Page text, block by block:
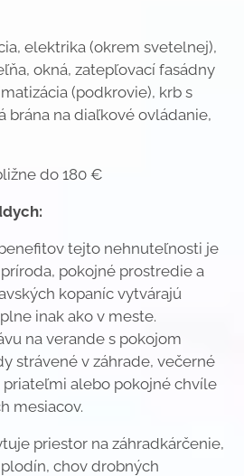
elektrika (okrem svetelnej),
okná, zatepľovací fasádny
(podkrovie), krb s
brána na diaľkové ovládanie,
do 180 €
tejto nehnuteľnosti je
pokojné prostredie a
kopaníc vytvárajú
inak ako v meste.
na verande s pokojom
strávené v záhrade, večerné
alebo pokojné chvíle
mesiacov.
priestor na záhradkárčenie,
chov drobných